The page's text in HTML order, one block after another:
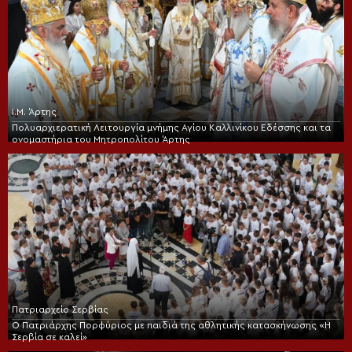
Ι.Μ. Άρτης
Πολυαρχιερατική Λειτουργία μνήμης Αγίου Καλλινίκου Εδέσσης και τα
ονομαστήρια του Μητροπολίτου Άρτης
Πατριαρχείο Σερβίας
Ο Πατριάρχης Πορφύριος με παιδιά της αθλητικής κατασκήνωσης «Η
Σερβία σε καλεί»